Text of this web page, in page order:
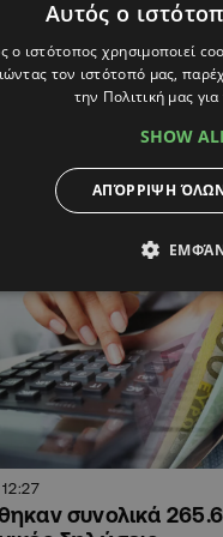
στις
Αννίτα και η
είναι οι προετοιμασίες των
12:27
συνολικά
Αυτός ο
ο ιστότοπος χρησιμοποιεί
τον ιστότοπό μας,
την Πολιτική μας
SHOW
ΑΠΌΡΡΙΨΗ